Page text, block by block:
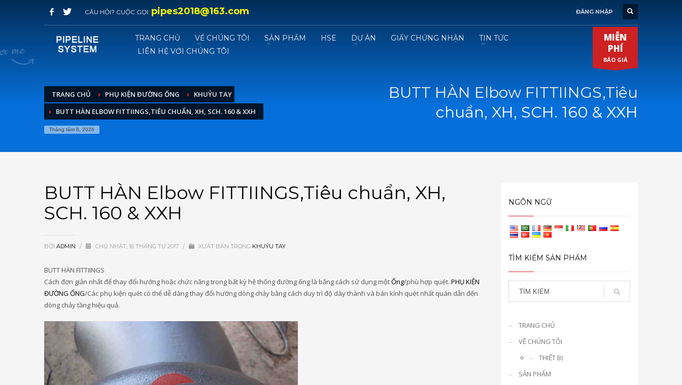
CÂU HỎI? CUỘC GỌI: pipes2018@163.com ĐĂNG NHẬP
TRANG CHỦ VỀ CHÚNG TÔI SẢN PHẨM HSE DỰ ÁN GIẤY CHỨNG NHẬN
TIN TỨC
LIÊN HỆ VỚI CHÚNG TÔI
MIỄN
PHÍ
BÁO GIÁ
TRANG CHỦ PHỤ KIỆN ĐƯỜNG ỐNG
KHUỶU TAY
BUTT HÀN ELBOW FITTIINGS,TIÊU CHUẨN, XH, SCH. 160 & XXH
Tháng tám 8, 2026
BUTT HÀN Elbow FITTIINGS,Tiêu
chuẩn, XH, SCH. 160 & XXH
BUTT HÀN Elbow FITTIINGS,Tiêu chuẩn, XH,
SCH. 160 & XXH
BỞI ADMIN / CHỦ NHẬT, 16 THÁNG TƯ 2017 / XUẤT BẢN TRONG KHUỶU TAY
BUTT HÀN FITTIINGS
Cách đơn giản nhất để thay đổi hướng hoặc chức năng trong bất kỳ hệ thống đường ống là bằng cách sử dụng mộtỐng/phù hợp quét. PHỤ KIỆN
ĐƯỜNG ỐNG/Các phụ kiện quét có thể dễ dàng thay đổi hướng dòng chảy bằng cách duy trì độ dày thành và bán kính quét nhất quán dẫn đến
dòng chảy tầng hiệu quả.
NGÔN NGỮ
TÌM KIẾM SẢN PHẨM
TRANG CHỦ
VỀ CHÚNG TÔI
THIẾT BỊ
SẢN PHẨM